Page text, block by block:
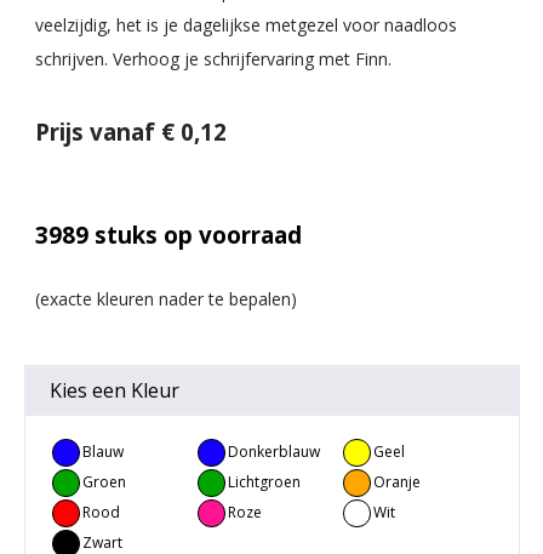
veelzijdig, het is je dagelijkse metgezel voor naadloos
schrijven. Verhoog je schrijfervaring met Finn.
Prijs vanaf € 0,12
3989 stuks op voorraad
Kies een Kleur
Blauw Donkerblauw
Geel
Groen
Lichtgroen
Oranje
Rood
Roze
Wit
Zwart